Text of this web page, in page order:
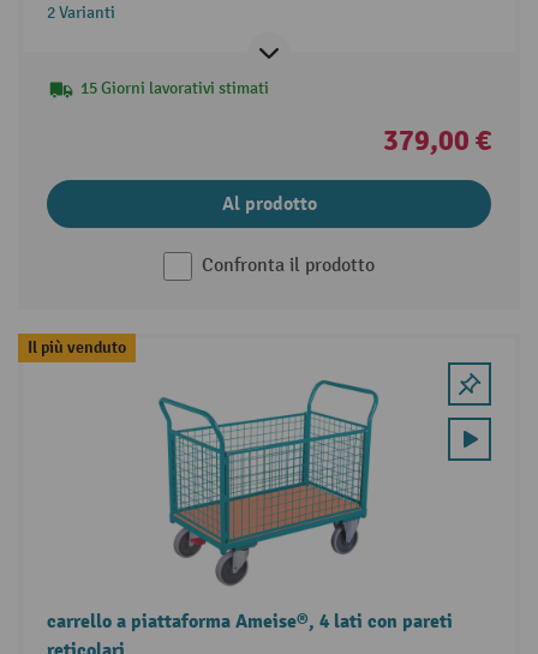
2 Varianti
15 Giorni lavorativi stimati
379,00 €
Al prodotto
Confronta il prodotto
Il più venduto
carrello a piattaforma Ameise®, 4 lati con pareti